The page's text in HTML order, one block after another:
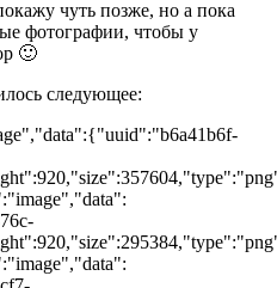
чуть позже, но а пока
фотографии, чтобы у
🙂
следующее: